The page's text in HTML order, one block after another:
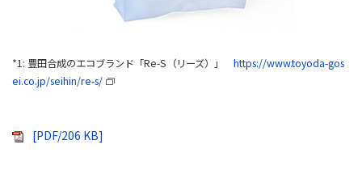
*1: 豊田合成のエコブランド「Re-S（リーズ）」 https://www.toyoda-gos
ei.co.jp/seihin/re-s/
[PDF/206 KB]